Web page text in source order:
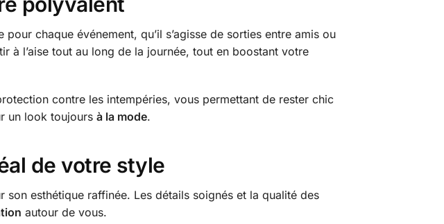
chaque événement, qu’il s’agisse de sorties entre amis ou
à l’aise tout au long de la journée, tout en boostant votre
contre les intempéries, vous permettant de rester chic
un look toujours à la mode.
de votre style
esthétique raffinée. Les détails soignés et la qualité des
autour de vous.